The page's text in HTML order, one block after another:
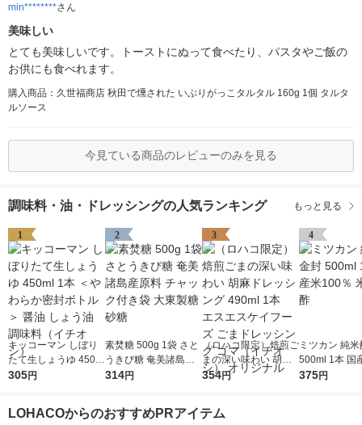
min********さん
美味しい
とても美味しいです。トーストにぬって食べたり、パスタやご飯の
お供にも食べれます。
購入商品：久世福商店 秋田で燻された いぶりがっこタルタル 160g 1個 タルタ
ルソース
今見ている商品のレビューのみを見る
調味料・油・ドレッシングの人気ランキング もっと見る
1
キッコーマン しぼり
たて生しょうゆ 450m
l 1本 ＜やわらか密封
シ）
305円
2
素焚糖 500g 1袋 さと
うきび糖 奄美諸島産
原料 チャック付き袋
314円
3
（ロハコ限定）焙煎ご
まの深い味わい 胡麻
ドレッシング 490ml 1
ゴマ（イチオシ） オ
354円
4
ミツカン 純
500ml 1本 国
0％ 米酢 食酢
375円
LOHACOからのおすすめPRアイテム